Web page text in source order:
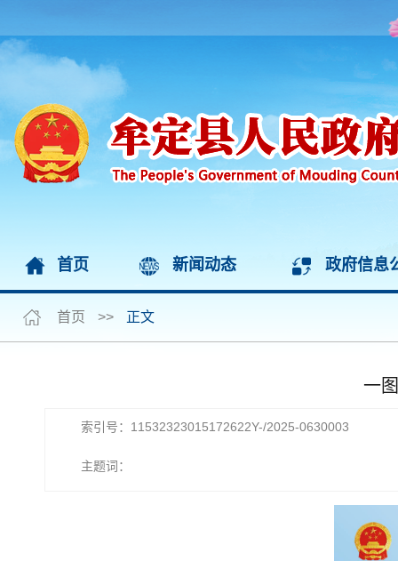
首页 新闻动态 政府信息
首页 >> 正文
一
索引号：11532323015172622Y-/2025-0630003
主题词：